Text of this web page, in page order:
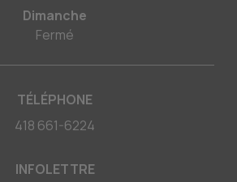
Dimanche
Fermé
TÉLÉPHONE
418 661-6224
INFOLETTRE